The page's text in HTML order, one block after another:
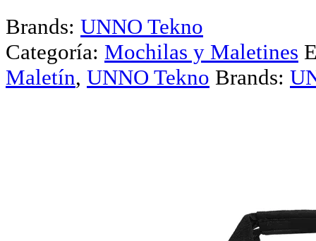
Brands: UNNO Tekno
Categoría: Mochilas y Maletines
Maletín, UNNO Tekno Brands: